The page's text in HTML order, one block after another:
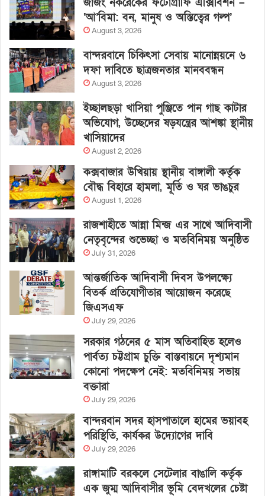
‘আ’বিমা: বন, মানুষ ও অস্তিত্বের গল্প’
August 3, 2026
বান্দরবানে চিকিৎসা সেবায় মানোন্নয়নে ৬
দফা দাবিতে ছাত্রজনতার মানববন্ধন
August 3, 2026
ইচ্ছালছড়া খাসিয়া পুঞ্জিতে পান গাছ কাটার
অভিযোগ, উচ্ছেদের ষড়যন্ত্রের আশঙ্কা স্থানীয়
খাসিয়াদের
August 2, 2026
কক্সবাজার উখিয়ায় স্থানীয় বাঙ্গালী কর্তৃক
বৌদ্ধ বিহারে হামলা, মূর্তি ও ঘর ভাঙচুর
August 1, 2026
রাজশাহীতে আন্না মিন্জ এর সাথে আদিবাসী
নেতৃবৃন্দের শুভেচ্ছা ও মতবিনিময় অনুষ্ঠিত
July 31, 2026
আন্তর্জাতিক আদিবাসী দিবস উপলক্ষ্যে
বিতর্ক প্রতিযোগীতার আয়োজন করেছে
জিএসএফ
July 29, 2026
সরকার গঠনের ৫ মাস অতিবাহিত হলেও
পার্বত্য চট্টগ্রাম চুক্তি বাস্তবায়নে দৃশ্যমান
কোনো পদক্ষেপ নেই: মতবিনিময় সভায়
বক্তারা
July 29, 2026
বান্দরবান সদর হাসপাতালে হামের ভয়াবহ
পরিস্থিতি, কার্যকর উদ্যোগের দাবি
July 29, 2026
রাঙ্গামাটি বরকলে সেটেলার বাঙালি কর্তৃক
এক জুম্ম আদিবাসীর ভূমি বেদখলের চেষ্টা